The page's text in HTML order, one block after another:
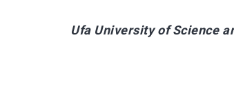
Ufa University of Science